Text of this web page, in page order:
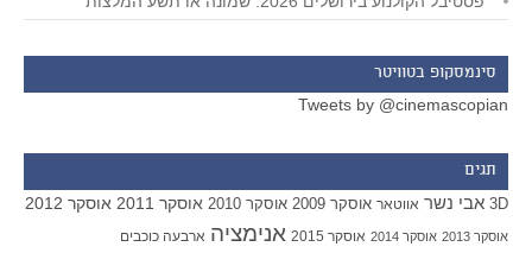
סינמסקופ בטוויטר
Tweets by @cinemascopian
תגים
3D אבי נשר אווטאר אוסקר 2009 אוסקר 2010 אוסקר 2011 אוסקר 2012
אוסקר 2013 אוסקר 2014 אוסקר 2015 אנימציה ארבעה כוכבים